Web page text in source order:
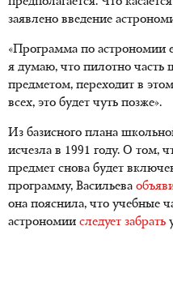
заявлено введение
«Программа по астрономии
я думаю, что пилотно часть
предметом, переходит в
всех, это будет чуть позже».
Из базисного плана
исчезла в 1991 году. О том,
предмет снова будет
программу, Васильева
она пояснила, что учебные
астрономии следует забрать